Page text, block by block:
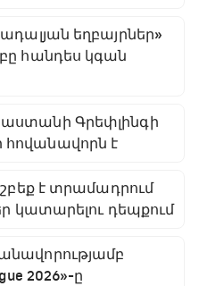
եղբայրներ»
հանդես կգան
Գրեփլինգի
հովանավորն է
է տրամադրում
կատարելու դեպքում
2026»-ը